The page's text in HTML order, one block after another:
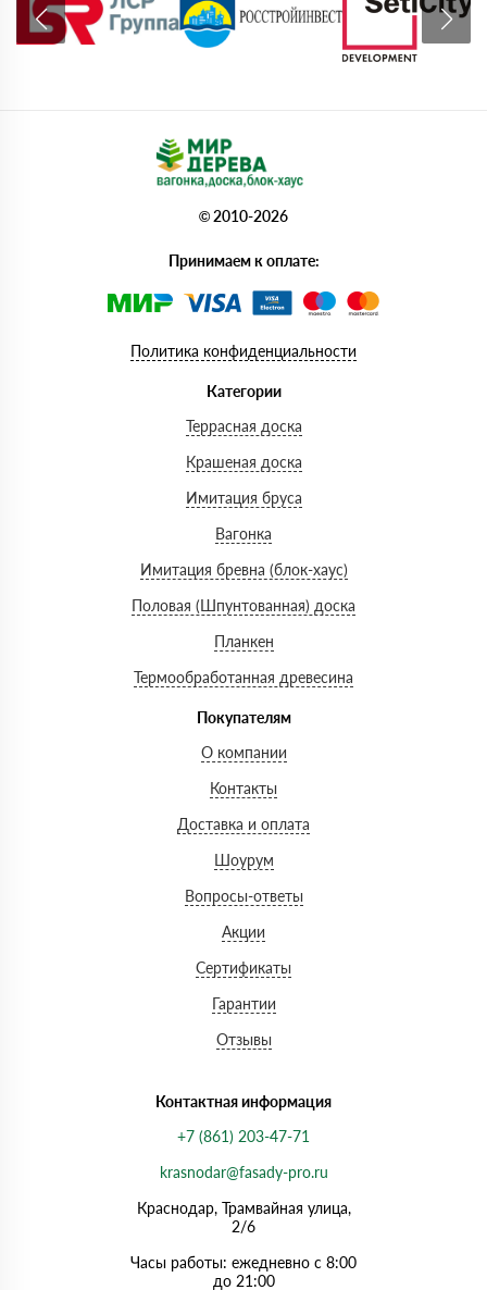
© 2010-2026
Принимаем к оплате:
Политика конфиденциальности
Категории
Террасная доска
Крашеная доска
Имитация бруса
Вагонка
Имитация бревна (блок-хаус)
Половая (Шпунтованная) доска
Планкен
Термообработанная древесина
Покупателям
О компании
Контакты
Доставка и оплата
Шоурум
Вопросы-ответы
Акции
Сертификаты
Гарантии
Отзывы
Контактная информация
+7 (861) 203-47-71
krasnodar@fasady-pro.ru
Краснодар, Трамвайная улица,
2/6
Часы работы: ежедневно с 8:00
до 21:00